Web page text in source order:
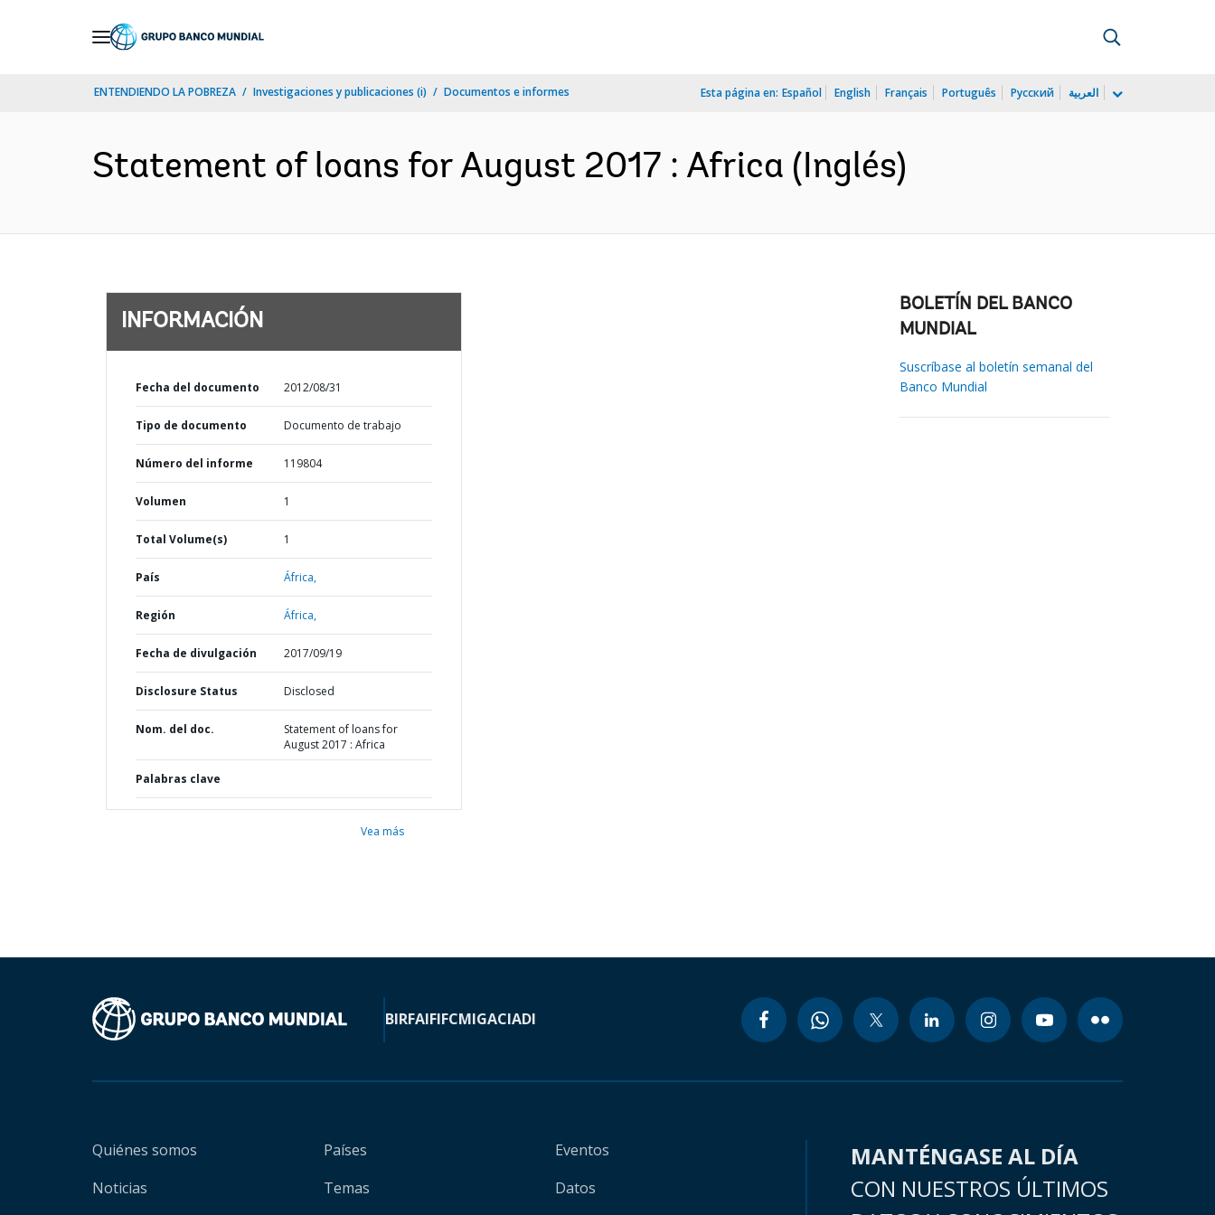
ENTENDIENDO LA POBREZA Investigaciones y publicaciones (i) Documentos e informes Esta página en: Español English Français Português Русский العربية
Statement of loans for August 2017 : Africa (Inglés)
INFORMACIÓN
Fecha del documento 2012/08/31
Tipo de documento Documento de trabajo
Número del informe 119804
Volumen 1
Total Volume(s) 1
País África,
Región África,
Fecha de divulgación 2017/09/19
Disclosure Status Disclosed
Nom. del doc.
Statement of loans for
August 2017 : Africa
Palabras clave
Vea más
BOLETÍN DEL BANCO
MUNDIAL
Suscríbase al boletín semanal del
Banco Mundial
BIRFAIFIFCMIGACIADI
Quiénes somos
Noticias
Países
Temas
Eventos
Datos
MANTÉNGASE AL DÍA
CON NUESTROS ÚLTIMOS